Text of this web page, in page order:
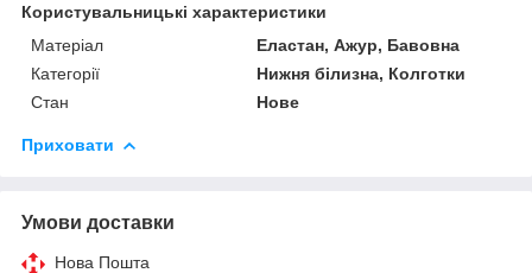
Користувальницькі характеристики
Матеріал
Еластан, Ажур, Бавовна
Категорії
Нижня білизна, Колготки
Стан
Нове
Приховати
Умови доставки
Нова Пошта